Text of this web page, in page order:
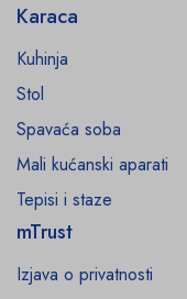
Karaca
Kuhinja
Stol
Spavaća soba
Mali kućanski aparati
Tepisi i staze
mTrust
Izjava o privatnosti